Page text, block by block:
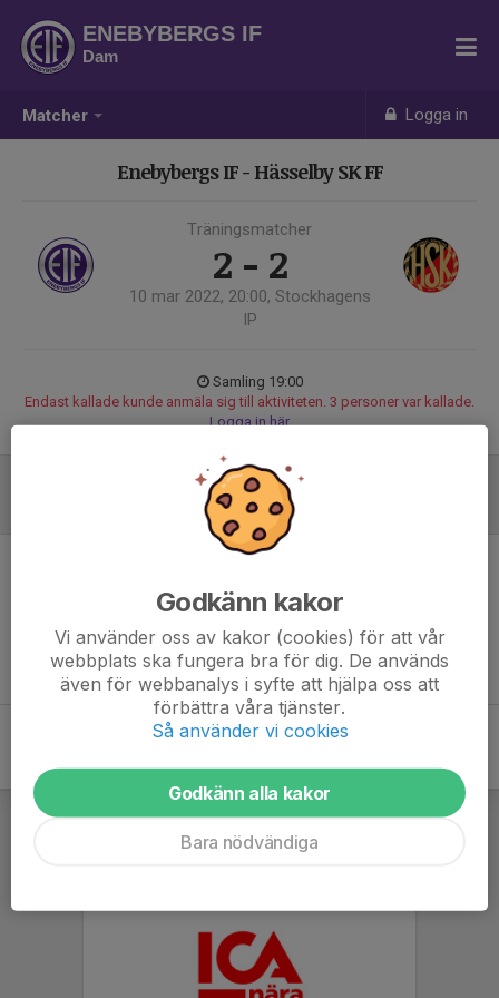
Matcher Logga in
ENEBYBERGS IF
Dam
Enebybergs IF - Hässelby SK FF
Träningsmatcher
2 - 2
10 mar 2022, 20:00, Stockhagens
IP
Samling 19:00
Endast kallade kunde anmäla sig till aktiviteten. 3 personer var kallade.
Logga in här
Godkänn kakor
Vi använder oss av kakor (cookies) för att vår
webbplats ska fungera bra för dig. De används
även för webbanalys i syfte att hjälpa oss att
förbättra våra tjänster.
Så använder vi cookies
Godkänn alla kakor
Bara nödvändiga